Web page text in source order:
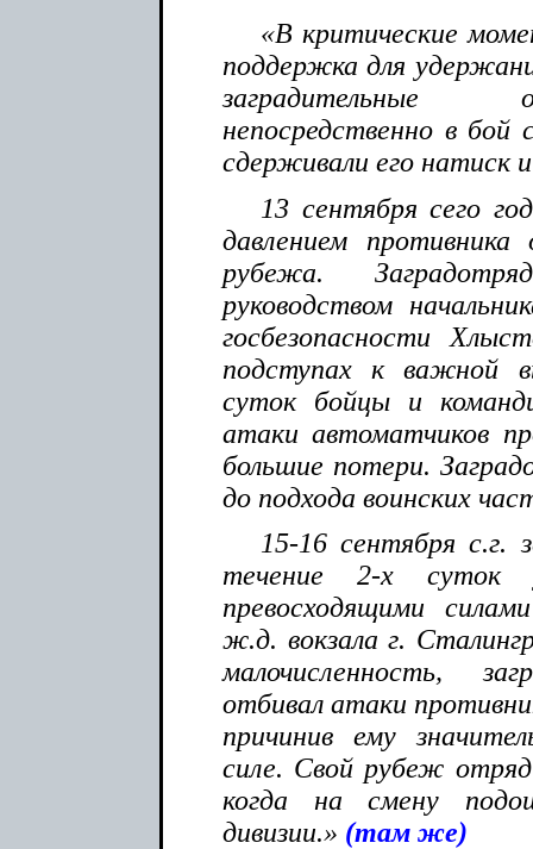
«В критические
поддержка для
заградительные
непосредственно в бой
сдерживали его натиск
13 сентября сего
давлением
рубежа.
руководством
госбезопасности
подступах к важной
суток бойцы и
атаки автоматчиков
большие потери.
до подхода воинских
15-16 сентября с.г.
течение 2-х
превосходящими
ж.д. вокзала г.
малочисленность,
отбивал атаки
причинив ему
силе. Свой рубеж
когда на смену
дивизии.» (там же)